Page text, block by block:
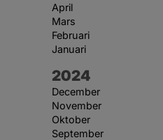
April
Mars
Februari
Januari
År:
2024
December
November
Oktober
September